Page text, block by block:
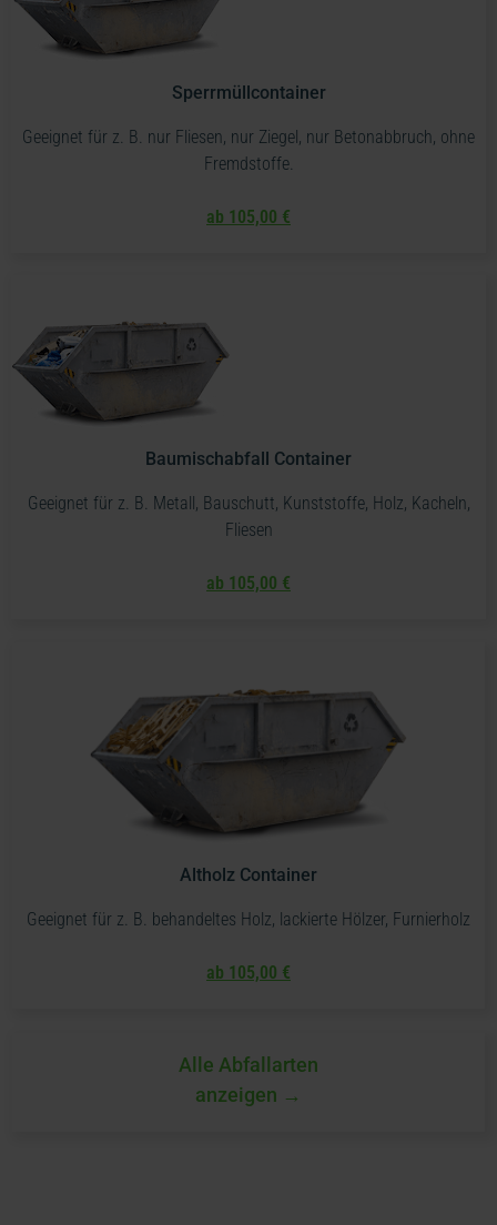
Sperrmüllcontainer
Geeignet für z. B. nur Fliesen, nur Ziegel, nur Betonabbruch, ohne
Fremdstoffe.
ab 105,00 €
Baumischabfall Container
Geeignet für z. B. Metall, Bauschutt, Kunststoffe, Holz, Kacheln,
Fliesen
ab 105,00 €
Altholz Container
Geeignet für z. B. behandeltes Holz, lackierte Hölzer, Furnierholz
ab 105,00 €
Alle Abfallarten
anzeigen →